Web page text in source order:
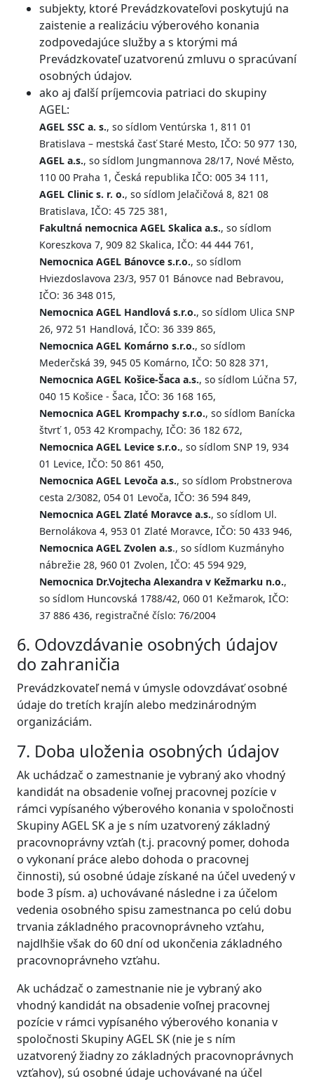
subjekty, ktoré Prevádzkovateľovi poskytujú na
zaistenie a realizáciu výberového konania
zodpovedajúce služby a s ktorými má
Prevádzkovateľ uzatvorenú zmluvu o spracúvaní
osobných údajov.
ako aj ďalší príjemcovia patriaci do skupiny
AGEL:
AGEL SSC a. s., so sídlom Ventúrska 1, 811 01
Bratislava – mestská časť Staré Mesto, IČO: 50 977 130,
AGEL a.s., so sídlom Jungmannova 28/17, Nové Město,
110 00 Praha 1, Česká republika IČO: 005 34 111,
AGEL Clinic s. r. o., so sídlom Jelačičová 8, 821 08
Bratislava, IČO: 45 725 381,
Fakultná nemocnica AGEL Skalica a.s., so sídlom
Koreszkova 7, 909 82 Skalica, IČO: 44 444 761,
Nemocnica AGEL Bánovce s.r.o., so sídlom
Hviezdoslavova 23/3, 957 01 Bánovce nad Bebravou,
IČO: 36 348 015,
Nemocnica AGEL Handlová s.r.o., so sídlom Ulica SNP
26, 972 51 Handlová, IČO: 36 339 865,
Nemocnica AGEL Komárno s.r.o., so sídlom
Mederčská 39, 945 05 Komárno, IČO: 50 828 371,
Nemocnica AGEL Košice-Šaca a.s., so sídlom Lúčna 57,
040 15 Košice - Šaca, IČO: 36 168 165,
Nemocnica AGEL Krompachy s.r.o., so sídlom Banícka
štvrť 1, 053 42 Krompachy, IČO: 36 182 672,
Nemocnica AGEL Levice s.r.o., so sídlom SNP 19, 934
01 Levice, IČO: 50 861 450,
Nemocnica AGEL Levoča a.s., so sídlom Probstnerova
cesta 2/3082, 054 01 Levoča, IČO: 36 594 849,
Nemocnica AGEL Zlaté Moravce a.s., so sídlom Ul.
Bernolákova 4, 953 01 Zlaté Moravce, IČO: 50 433 946,
Nemocnica AGEL Zvolen a.s., so sídlom Kuzmányho
nábrežie 28, 960 01 Zvolen, IČO: 45 594 929,
Nemocnica Dr.Vojtecha Alexandra v Kežmarku n.o.,
so sídlom Huncovská 1788/42, 060 01 Kežmarok, IČO:
37 886 436, registračné číslo: 76/2004
6. Odovzdávanie osobných údajov
do zahraničia
Prevádzkovateľ nemá v úmysle odovzdávať osobné
údaje do tretích krajín alebo medzinárodným
organizáciám.
7. Doba uloženia osobných údajov
Ak uchádzač o zamestnanie je vybraný ako vhodný
kandidát na obsadenie voľnej pracovnej pozície v
rámci vypísaného výberového konania v spoločnosti
Skupiny AGEL SK a je s ním uzatvorený základný
pracovnoprávny vzťah (t.j. pracovný pomer, dohoda
o vykonaní práce alebo dohoda o pracovnej
činnosti), sú osobné údaje získané na účel uvedený v
bode 3 písm. a) uchovávané následne i za účelom
vedenia osobného spisu zamestnanca po celú dobu
trvania základného pracovnoprávneho vzťahu,
najdlhšie však do 60 dní od ukončenia základného
pracovnoprávneho vzťahu.
Ak uchádzač o zamestnanie nie je vybraný ako
vhodný kandidát na obsadenie voľnej pracovnej
pozície v rámci vypísaného výberového konania v
spoločnosti Skupiny AGEL SK (nie je s ním
uzatvorený žiadny zo základných pracovnoprávnych
vzťahov), sú osobné údaje uchovávané na účel